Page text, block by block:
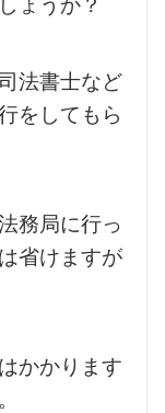
ょうか？
法書士など
をしてもら
務局に行っ
省けますが
かかります